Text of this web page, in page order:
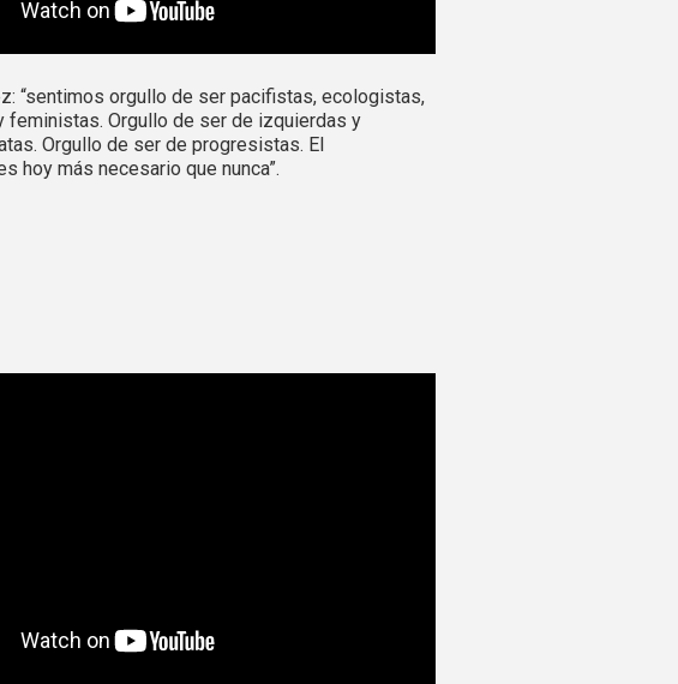
“sentimos orgullo de ser pacifistas, ecologistas,
feministas. Orgullo de ser de izquierdas y
Orgullo de ser de progresistas. El
hoy más necesario que nunca”.